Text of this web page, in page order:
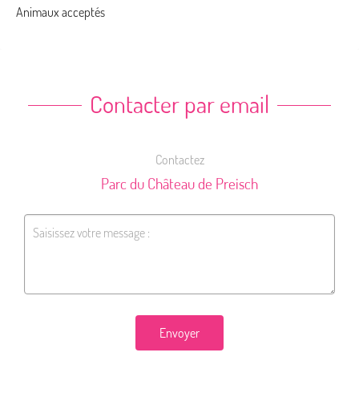
Animaux acceptés
Contacter par email
Contactez
Parc du Château de Preisch
Envoyer